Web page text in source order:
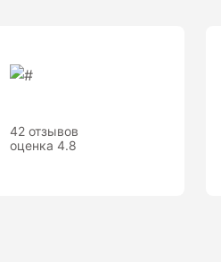
42 отзывов
оценка 4.8